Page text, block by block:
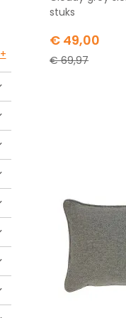
stuks
Special
Price
€ 49,00
€ 69,97